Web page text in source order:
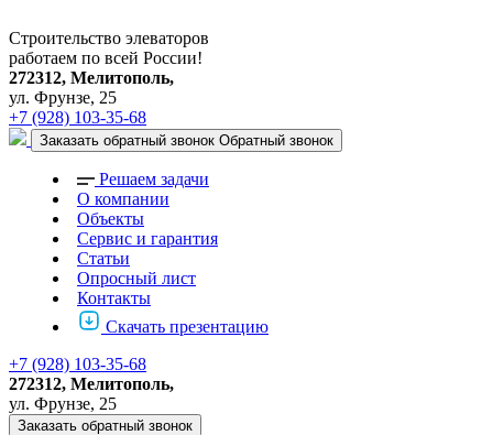
Строительство элеваторов
работаем по всей России!
272312, Мелитополь,
ул. Фрунзе, 25
+7 (928) 103-35-68
Заказать обратный звонок Обратный звонок
Решаем задачи
О компании
Объекты
Сервис и гарантия
Статьи
Опросный лист
Контакты
Скачать презентацию
+7 (928) 103-35-68
272312, Мелитополь,
ул. Фрунзе, 25
Заказать обратный звонок